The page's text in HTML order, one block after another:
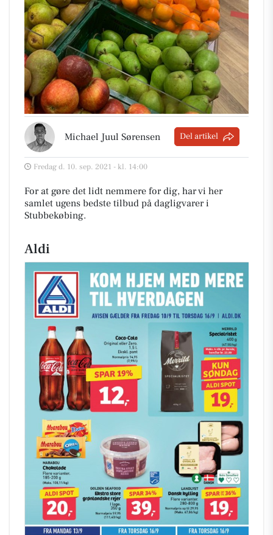
Michael Juul Sørensen Del artikel
Fredag d. 10. sep. 2021 - kl. 14:00
For at gøre det lidt nemmere for dig, har vi her
samlet ugens bedste tilbud på dagligvarer i
Stubbekøbing.
Aldi